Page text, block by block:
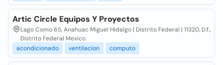
Artic Circle Equipos Y Proyectos
Lago Como 65, Anahuac Miguel Hidalgo | Distrito Federal | 11320, D.f.,
Distrito Federal Mexico
acondicionado
ventilacion computo